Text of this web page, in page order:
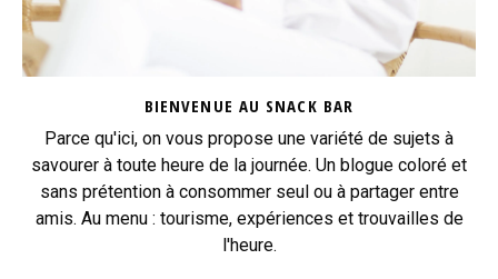
BIENVENUE AU SNACK BAR
Parce qu'ici, on vous propose une variété de sujets à
savourer à toute heure de la journée. Un blogue coloré et
sans prétention à consommer seul ou à partager entre
amis. Au menu : tourisme, expériences et trouvailles de
l'heure.